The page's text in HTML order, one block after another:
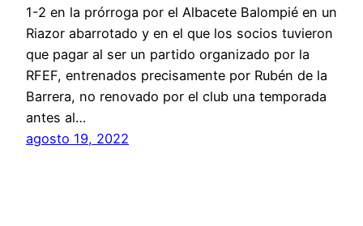
1-2 en la prórroga por el Albacete Balompié en un
Riazor abarrotado y en el que los socios tuvieron
que pagar al ser un partido organizado por la
RFEF, entrenados precisamente por Rubén de la
Barrera, no renovado por el club una temporada
antes al…
agosto 19, 2022